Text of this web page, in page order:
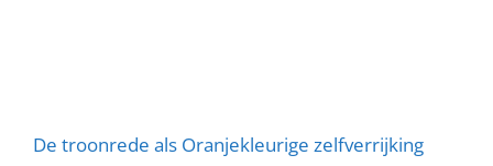
De troonrede als Oranjekleurige zelfverrijking